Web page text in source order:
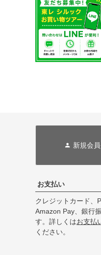
新規会
お支払い
クレジットカード、
Amazon Pay、銀行
す。詳しくはお支払
ください。